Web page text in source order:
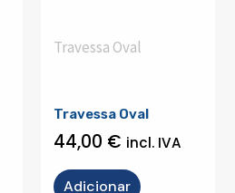
Travessa Oval
Travessa Oval
44,00 € incl. IVA
Adicionar